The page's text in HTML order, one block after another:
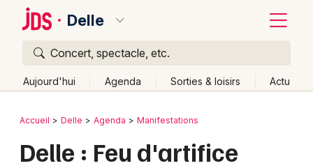
Delle
Concert, spectacle, etc.
Aujourd'hui Agenda Sorties & loisirs Actu
Publier un événement
Bordeaux
Retour
Accueil Delle Agenda Manifestations
Delle : Feu d'artifice
Quoi ?
Où ?
Franche-Comté
Partout Près de moi Changer de lieu